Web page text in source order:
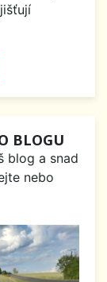
BLOGU
blog a snad
nebo